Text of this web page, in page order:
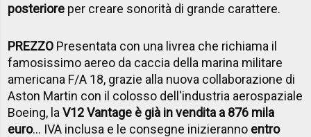
posteriore per creare sonorità di grande carattere.
PREZZO Presentata con una livrea che richiama il
famosissimo aereo da caccia della marina militare
americana F/A 18, grazie alla nuova collaborazione di
Aston Martin con il colosso dell'industria aerospaziale
Boeing, laV12 Vantage è già in vendita a 876 mila
euro... IVA inclusa e le consegne inizieranno entro